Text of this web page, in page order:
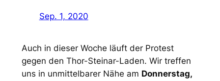
Sep. 1, 2020
Auch in dieser Woche läuft der Protest
gegen den Thor-Steinar-Laden. Wir treffen
uns in unmittelbarer Nähe am Donnerstag,